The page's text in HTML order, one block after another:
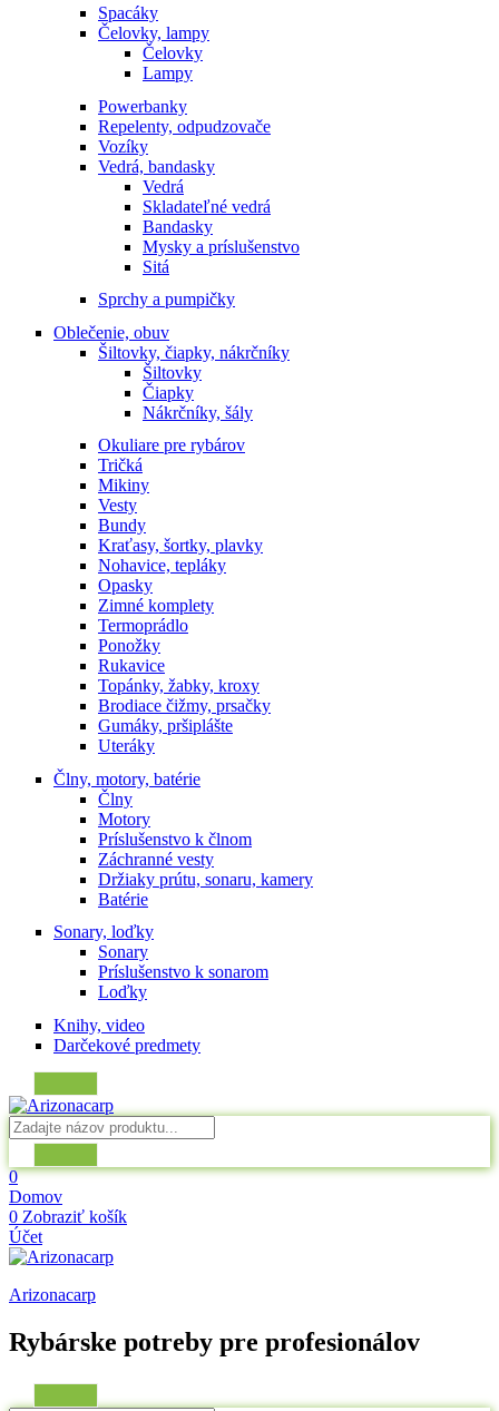
Spacáky
Čelovky, lampy
Čelovky
Lampy
Powerbanky
Repelenty, odpudzovače
Vozíky
Vedrá, bandasky
Vedrá
Skladateľné vedrá
Bandasky
Mysky a príslušenstvo
Sitá
Sprchy a pumpičky
Oblečenie, obuv
Šiltovky, čiapky, nákrčníky
Šiltovky
Čiapky
Nákrčníky, šály
Okuliare pre rybárov
Tričká
Mikiny
Vesty
Bundy
Kraťasy, šortky, plavky
Nohavice, tepláky
Opasky
Zimné komplety
Termoprádlo
Ponožky
Rukavice
Topánky, žabky, kroxy
Brodiace čižmy, prsačky
Gumáky, pršiplášte
Uteráky
Člny, motory, batérie
Člny
Motory
Príslušenstvo k člnom
Záchranné vesty
Držiaky prútu, sonaru, kamery
Batérie
Sonary, loďky
Sonary
Príslušenstvo k sonarom
Loďky
Knihy, video
Darčekové predmety
0
Domov
0 Zobraziť košík
Účet
Arizonacarp
Rybárske potreby pre profesionálov